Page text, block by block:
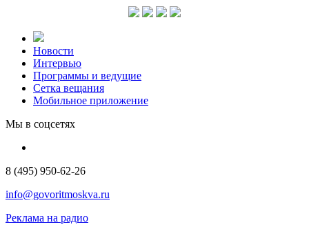
Новости
Интервью
Программы и ведущие
Сетка вещания
Мобильное приложение
Мы в соцсетях
8 (495) 950-62-26
info@govoritmoskva.ru
Реклама на радио